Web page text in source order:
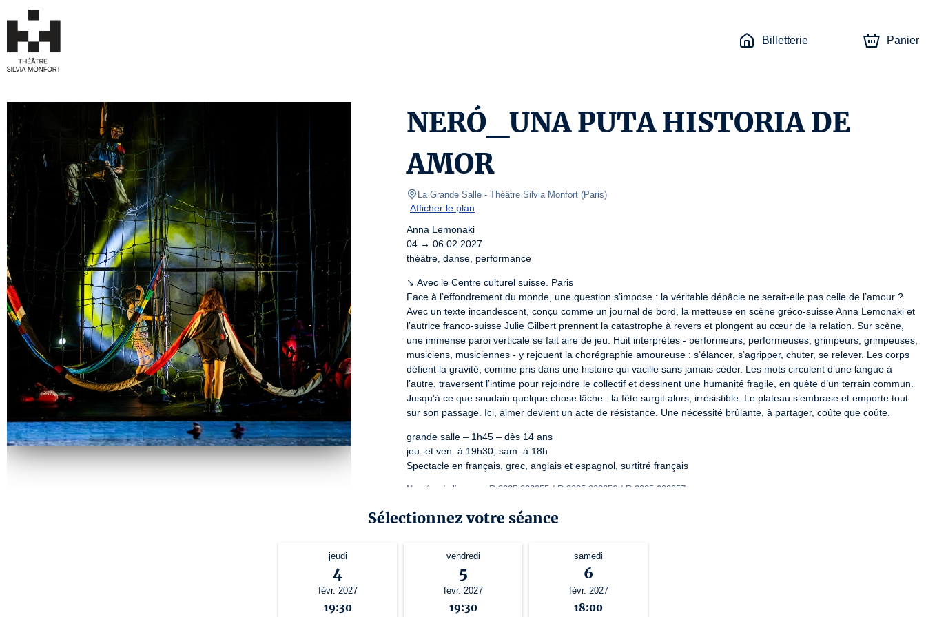
Billetterie Panier
NERÓ_UNA PUTA HISTORIA DE
AMOR
La Grande Salle - Théâtre Silvia Monfort (Paris)
Afficher le plan
Anna Lemonaki
04 → 06.02 2027
théâtre, danse, performance
↘ Avec le Centre culturel suisse. Paris
Face à l’effondrement du monde, une question s’impose : la véritable débâcle ne serait-elle pas celle de l’amour ?
Avec un texte incandescent, conçu comme un journal de bord, la metteuse en scène gréco-suisse Anna Lemonaki et
l’autrice franco-suisse Julie Gilbert prennent la catastrophe à revers et plongent au cœur de la relation. Sur scène,
une immense paroi verticale se fait aire de jeu. Huit interprètes - performeurs, performeuses, grimpeurs, grimpeuses,
musiciens, musiciennes - y rejouent la chorégraphie amoureuse : s’élancer, s’agripper, chuter, se relever. Les corps
défient la gravité, comme pris dans une histoire qui vacille sans jamais céder. Les mots circulent d’une langue à
l’autre, traversent l’intime pour rejoindre le collectif et dessinent une humanité fragile, en quête d’un terrain commun.
Jusqu’à ce que soudain quelque chose lâche : la fête surgit alors, irrésistible. Le plateau s’embrase et emporte tout
sur son passage. Ici, aimer devient un acte de résistance. Une nécessité brûlante, à partager, coûte que coûte.
grande salle – 1h45 – dès 14 ans
jeu. et ven. à 19h30, sam. à 18h
Spectacle en français, grec, anglais et espagnol, surtitré français
Numéro de licence : R-2025-002255 / R-2025-002256 / R-2025-002257
Sélectionnez votre séance
jeudi
4
févr. 2027
19:30
vendredi
5
févr. 2027
19:30
samedi
6
févr. 2027
18:00